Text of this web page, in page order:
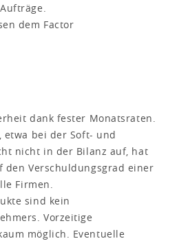
dem Factor
dank fester Monatsraten.
etwa bei der Soft- und
nicht in der Bilanz auf, hat
den Verschuldungsgrad einer
Firmen.
sind kein
Vorzeitige
möglich. Eventuelle